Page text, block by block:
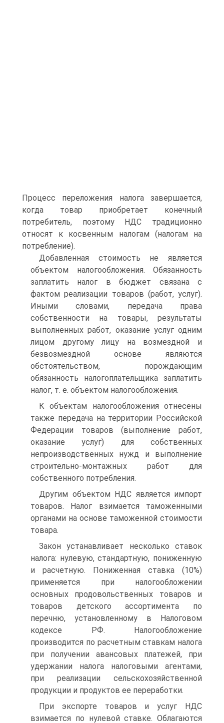
Процесс переложения налога завершается,
когда товар приобретает конечный
потребитель, поэтому НДС традиционно
относят к косвенным налогам (налогам на
потребление).
Добавленная стоимость не является
объектом налогообложения. Обязанность
заплатить налог в бюджет связана с
фактом реализации товаров (работ, услуг).
Иными словами, передача права
собственности на товары, результаты
выполненных работ, оказание услуг одним
лицом другому лицу на возмездной и
безвозмездной основе являются
обстоятельством, порождающим
обязанность налогоплательщика заплатить
налог, т. е. объектом налогообложения.
К объектам налогообложения отнесены
также передача на территории Российской
Федерации товаров (выполнение работ,
оказание услуг) для собственных
непроизводственных нужд и выполнение
строительно-монтажных работ для
собственного потребления.
Другим объектом НДС является импорт
товаров. Налог взимается таможенными
органами на основе таможенной стоимости
товара.
Закон устанавливает несколько ставок
налога: нулевую, стандартную, пониженную
и расчетную. Пониженная ставка (10%)
применяется при налогообложении
основных продовольственных товаров и
товаров детского ассортимента по
перечню, установленному в Налоговом
кодексе РФ. Налогообложение
производится по расчетным ставкам налога
при получении авансовых платежей, при
удержании налога налоговыми агентами,
при реализации сельскохозяйственной
продукции и продуктов ее переработки.
При экспорте товаров и услуг НДС
взимается по нулевой ставке. Облагаются